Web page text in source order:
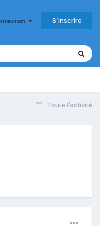
S’inscrire
Toute l’activité